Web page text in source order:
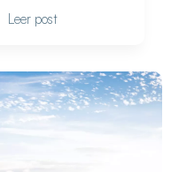
Leer post